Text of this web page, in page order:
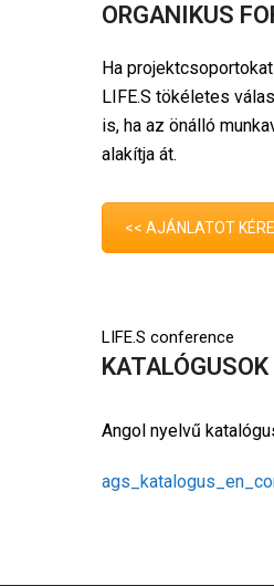
ORGANIKUS
Ha
LIFE.S tökéletes
is, ha az önálló
alakítja át.
<< AJÁNLATOT
LIFE.S conference
KATALÓGUSOK
Angol nyelvű